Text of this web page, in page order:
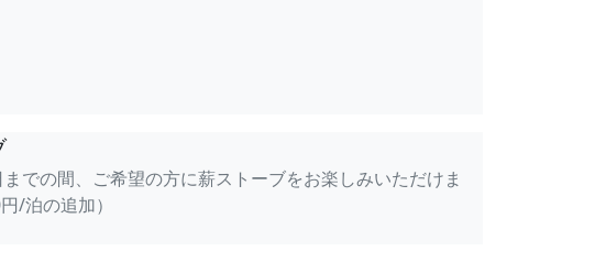
での間、ご希望の方に薪ストーブをお楽しみいただけま
/泊の追加）